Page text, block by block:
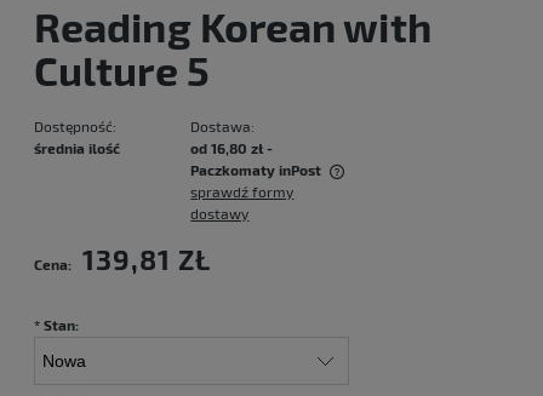
Reading Korean with
Culture 5
Dostępność:
średnia ilość
Dostawa:
od 16,80 zł -
Paczkomaty inPost
Cena nie zawiera ewentualnych kosztów płatności
sprawdź formy
dostawy
Cena: 139,81 ZŁ
* Stan: